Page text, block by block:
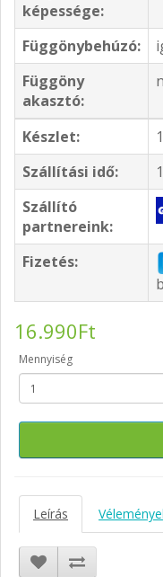
képessége:
Függönybehúzó:
Függöny
akasztó:
Készlet:
Szállítási idő:
Szállító
partnereink:
Fizetés:
16.990Ft
Mennyiség
Leírás